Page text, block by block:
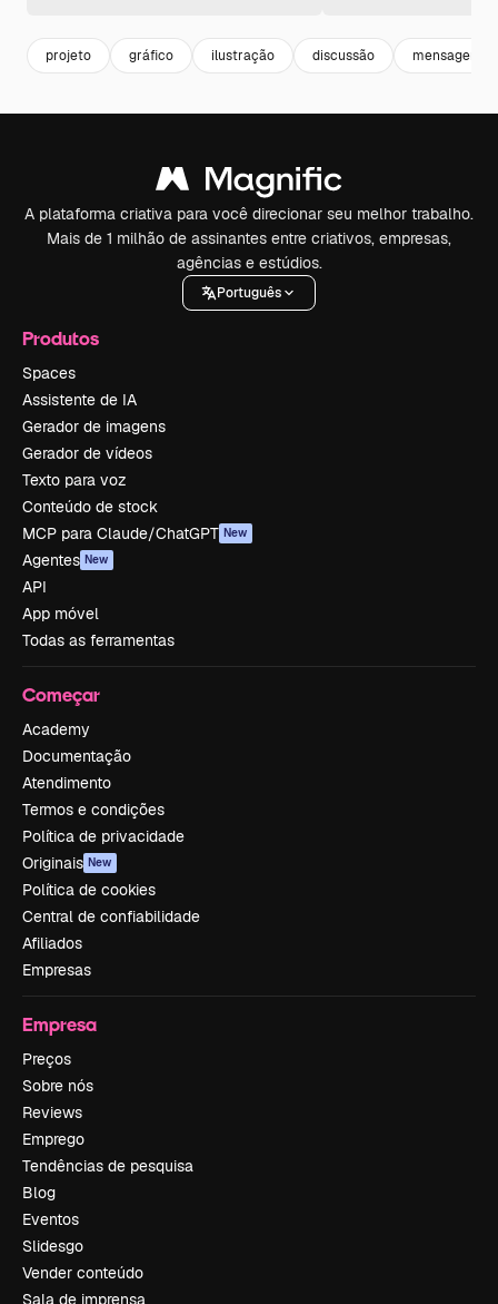
projeto gráfico ilustração discussão mensagem
A plataforma criativa para você direcionar seu melhor trabalho.
Mais de 1 milhão de assinantes entre criativos, empresas,
agências e estúdios.
Português
Produtos
Spaces
Assistente de IA
Gerador de imagens
Gerador de vídeos
Texto para voz
Conteúdo de stock
MCP para Claude/ChatGPT New
Agentes New
API
App móvel
Todas as ferramentas
Começar
Academy
Documentação
Atendimento
Termos e condições
Política de privacidade
Originais New
Política de cookies
Central de confiabilidade
Afiliados
Empresas
Empresa
Preços
Sobre nós
Reviews
Emprego
Tendências de pesquisa
Blog
Eventos
Slidesgo
Vender conteúdo
Sala de imprensa